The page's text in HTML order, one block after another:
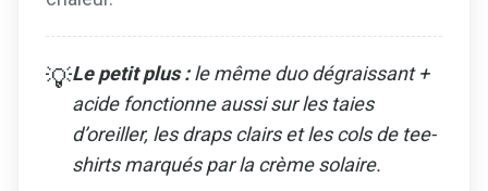
💡Le petit plus :le même duo dégraissant +
acide fonctionne aussi sur les taies
d’oreiller, les draps clairs et les cols de tee-
shirts marqués par la crème solaire.